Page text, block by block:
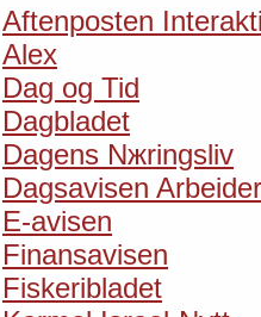
Aftenposten
Alex
Dag og Tid
Dagbladet
Dagens Nжringsliv
Dagsavisen
E-avisen
Finansavisen
Fiskeribladet